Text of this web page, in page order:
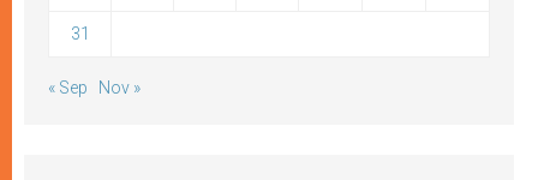
31
« Sep Nov »